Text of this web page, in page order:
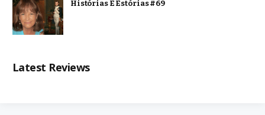
Histórias E Estórias #69
Latest Reviews